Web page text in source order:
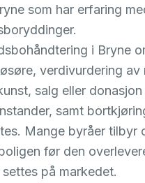
som har erfaring
i Bryne
verdivurdering av
salg eller
samt
Mange byråer tilbyr
før den
på markedet.